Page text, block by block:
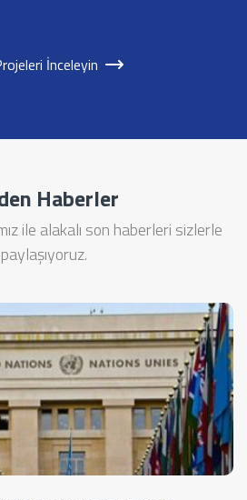
İnceleyin
Haberler
ile alakalı son haberleri sizlerle
paylaşıyoruz.